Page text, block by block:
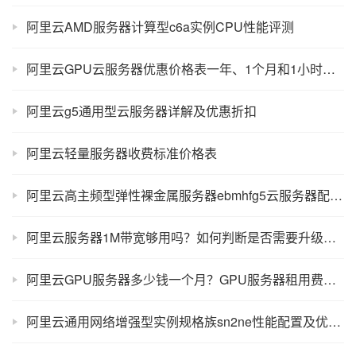
阿里云AMD服务器计算型c6a实例CPU性能评测
阿里云GPU云服务器优惠价格表一年、1个月和1小时报价明细表
阿里云g5通用型云服务器详解及优惠折扣
阿里云轻量服务器收费标准价格表
阿里云高主频型弹性裸金属服务器ebmhfg5云服务器配置性能及优惠价格
阿里云服务器1M带宽够用吗？如何判断是否需要升级公网带宽
阿里云GPU服务器多少钱一个月？GPU服务器租用费用价格表
阿里云通用网络增强型实例规格族sn2ne性能配置及优惠报价